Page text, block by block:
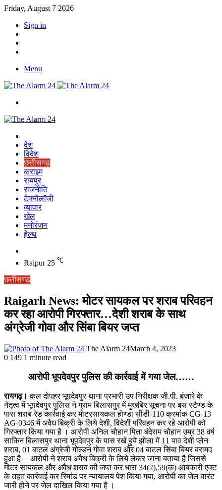
Friday, August 7 2026
Sign in
Menu
देश
विदेश
छत्तीसगढ़
क्राइम
रायपुर
राजनीति
टेक्नोलॉजी
व्यापार
खेल
मनोरंजन
हेल्थ
skin
Raipur 25 ℃
छत्तीसगढ़
Raigarh News: मोटर सायकल पर शराब परिवहन
कर रहा आरोपी गिरफ्तार…देशी शराब के साथ
अंग्रेजी गोवा और सिंबा बियर जप्त
The Alarm 24March 4, 2023
0 149 1 minute read
आरोपी भूपदेवपुर पुलिस की कार्रवाई में गया जेल……
रायगढ़। कल दोपहर भूपदेवपुर थाना प्रभारी उप निरीक्षक जी.पी. बंजारे के
नेतृत्व में भूपदेवपुर पुलिस ने ग्राम बिलासपुर में मुखबिर सूचना पर बस स्टैण्ड के
पास शराब रेड कार्रवाई कर मोटरसायकल होण्डा सीडी-110 क्रमांक CG-13
AG-0346 में अवैध बिक्री के लिये देशी, विदेशी परिवहन कर रहे आरोपी को
गिरफ्तार किया गया है । आरोपी अनिल चौहान पिता बंदेराम चौहान उम्र 38 वर्ष
साकिन बिलासपुर थाना भूपदेवपुर के पास रखे हुये झोला में 11 पाव देशी प्लेन
शराब, 01 बाटल अंग्रेजी गोल्डन गोवा शराब और 04 बाटल सिंबा बियर बरामद
हुआ है । आरोपी ने शराब अवैध बिक्री के लिये लेकर जाना बताया है जिससे
मोटर सायकल और अवैध शराब की जप्त कर धारा 34(2),59(क) आबकारी एक्ट
के तहत कार्रवाई कर रिमांड पर न्यायालय पेश किया गया, आरोपी का जेल वारंट
जारी होने पर जेल दाखिल किया गया है ।